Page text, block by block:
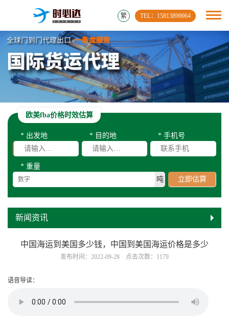
TEL：15813899064
繁
欧美fba价格时效估算
* 出发地 * 目的地 * 手机号
* 重量
吨
立即估算
新闻资讯
中国海运到美国多少钱，中国到美国海运价格是多少
发布时间：2022-09-28 点击次数：1179
语音导读：